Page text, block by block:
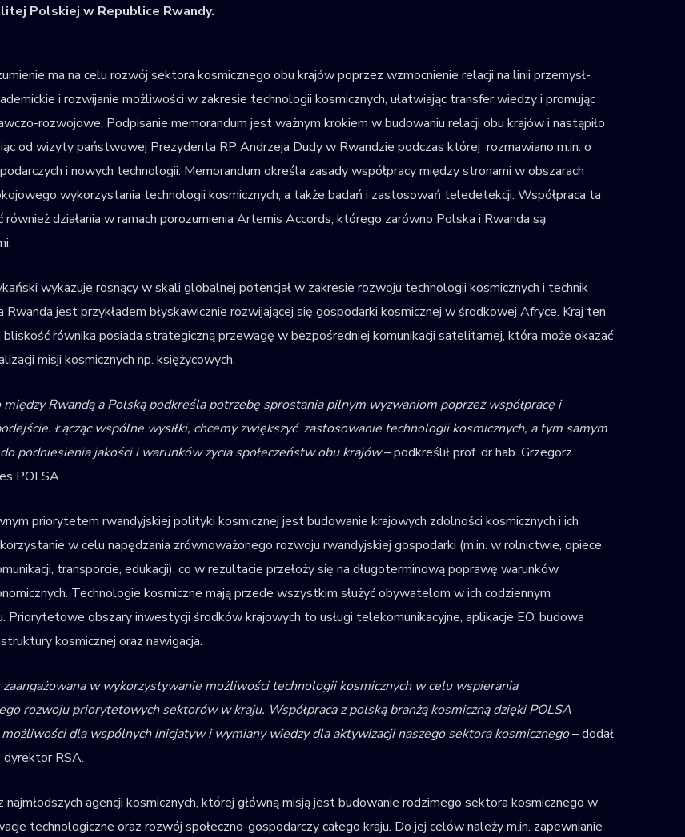
Polskiej w Republice Rwandy.
ma na celu rozwój sektora kosmicznego obu krajów poprzez wzmocnienie relacji na linii przemysł-
i rozwijanie możliwości w zakresie technologii kosmicznych, ułatwiając transfer wiedzy i promując
rozwojowe. Podpisanie memorandum jest ważnym krokiem w budowaniu relacji obu krajów i nastąpiło
od wizyty państwowej Prezydenta RP Andrzeja Dudy w Rwandzie podczas której rozmawiano m.in. o
i nowych technologii. Memorandum określa zasady współpracy między stronami w obszarach
wykorzystania technologii kosmicznych, a także badań i zastosowań teledetekcji. Współpraca ta
również działania w ramach porozumienia Artemis Accords, którego zarówno Polska i Rwanda są
wykazuje rosnący w skali globalnej potencjał w zakresie rozwoju technologii kosmicznych i technik
Rwanda jest przykładem błyskawicznie rozwijającej się gospodarki kosmicznej w środkowej Afryce. Kraj ten
równika posiada strategiczną przewagę w bezpośredniej komunikacji satelitarnej, która może okazać
misji kosmicznych np. księżycowych.
Rwandą a Polską podkreśla potrzebę sprostania pilnym wyzwaniom poprzez współpracę i
Łącząc wspólne wysiłki, chcemy zwiększyć zastosowanie technologii kosmicznych, a tym samym
podniesienia jakości i warunków życia społeczeństw obu krajów– podkreślił prof. dr hab. Grzegorz
POLSA.
priorytetem rwandyjskiej polityki kosmicznej jest budowanie krajowych zdolności kosmicznych i ich
w celu napędzania zrównoważonego rozwoju rwandyjskiej gospodarki (m.in. w rolnictwie, opiece
transporcie, edukacji), co w rezultacie przełoży się na długoterminową poprawę warunków
Technologie kosmiczne mają przede wszystkim służyć obywatelom w ich codziennym
Priorytetowe obszary inwestycji środków krajowych to usługi telekomunikacyjne, aplikacje EO, budowa
kosmicznej oraz nawigacja.
zaangażowana w wykorzystywanie możliwości technologii kosmicznych w celu wspierania
rozwoju priorytetowych sektorów w kraju. Współpraca z polską branżą kosmiczną dzięki POLSA
dla wspólnych inicjatyw i wymiany wiedzy dla aktywizacji naszego sektora kosmicznego– dodał
dyrektor RSA.
najmłodszych agencji kosmicznych, której główną misją jest budowanie rodzimego sektora kosmicznego w
technologiczne oraz rozwój społeczno-gospodarczy całego kraju. Do jej celów należy m.in. zapewnianie